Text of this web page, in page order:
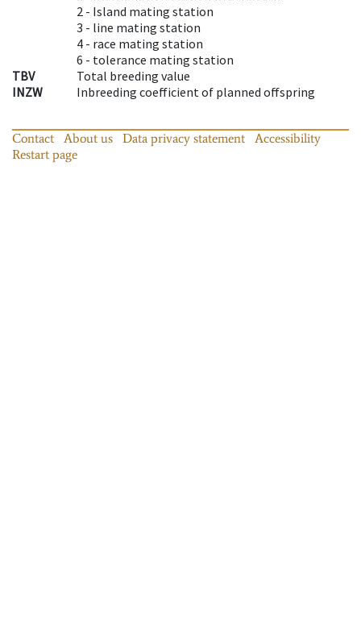
2 - Island mating station
3 - line mating station
4 - race mating station
6 - tolerance mating station
TBV
Total breeding value
INZW
Inbreeding coefficient of planned offspring
Contact About us Data privacy statement
Accessibility
Restart page